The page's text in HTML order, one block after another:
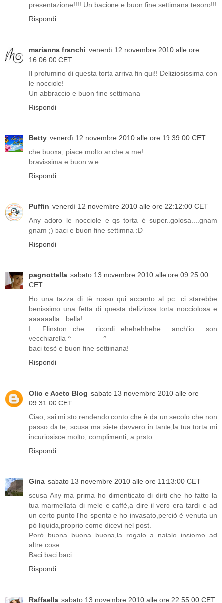
presentazione!!!! Un bacione e buon fine settimana tesoro!!!
Rispondi
marianna franchi venerdì 12 novembre 2010 alle ore
16:06:00 CET
Il profumino di questa torta arriva fin qui!! Deliziosissima con
le nocciole!
Un abbraccio e buon fine settimana
Rispondi
Betty venerdì 12 novembre 2010 alle ore 19:39:00 CET
che buona, piace molto anche a me!
bravissima e buon w.e.
Rispondi
Puffin venerdì 12 novembre 2010 alle ore 22:12:00 CET
Any adoro le nocciole e qs torta è super..golosa....gnam
gnam ;) baci e buon fine settimna :D
Rispondi
pagnottella sabato 13 novembre 2010 alle ore 09:25:00
CET
Ho una tazza di tè rosso qui accanto al pc...ci starebbe
benissimo una fetta di questa deliziosa torta nocciolosa e
aaaaaalta...bella!
I Flinston...che ricordi...ehehehhehe anch'io son
vecchiarella ^________^
baci tesò e buon fine settimana!
Rispondi
Olio e Aceto Blog sabato 13 novembre 2010 alle ore
09:31:00 CET
Ciao, sai mi sto rendendo conto che è da un secolo che non
passo da te, scusa ma siete davvero in tante,la tua torta mi
incuriosisce molto, complimenti, a prsto.
Rispondi
Gina sabato 13 novembre 2010 alle ore 11:13:00 CET
scusa Any ma prima ho dimenticato di dirti che ho fatto la
tua marmellata di mele e caffè,a dire il vero era tardi e ad
un certo punto l'ho spenta e ho invasato,perciò è venuta un
pò liquida,proprio come dicevi nel post.
Però buona buona buona,la regalo a natale insieme ad
altre cose.
Baci baci baci.
Rispondi
Raffaella sabato 13 novembre 2010 alle ore 22:55:00 CET